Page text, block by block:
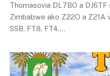
Thomasovia DL7BO a
Zimbabwe ako Z22O a Z21A
SSB, FT8, FT4.…